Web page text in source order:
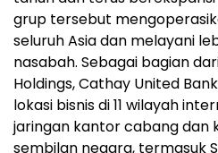
grup tersebut
seluruh Asia dan melayani
nasabah. Sebagai bagian
Holdings, Cathay United
lokasi bisnis di 11 wilayah
jaringan kantor cabang dan
sembilan negara, termasuk